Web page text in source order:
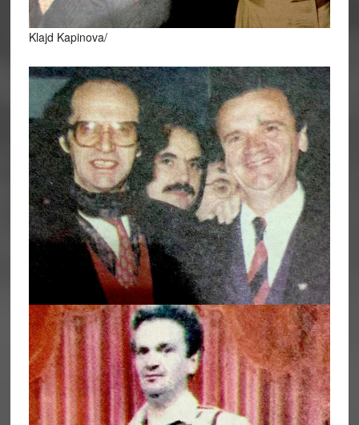
Klajd Kapinova/